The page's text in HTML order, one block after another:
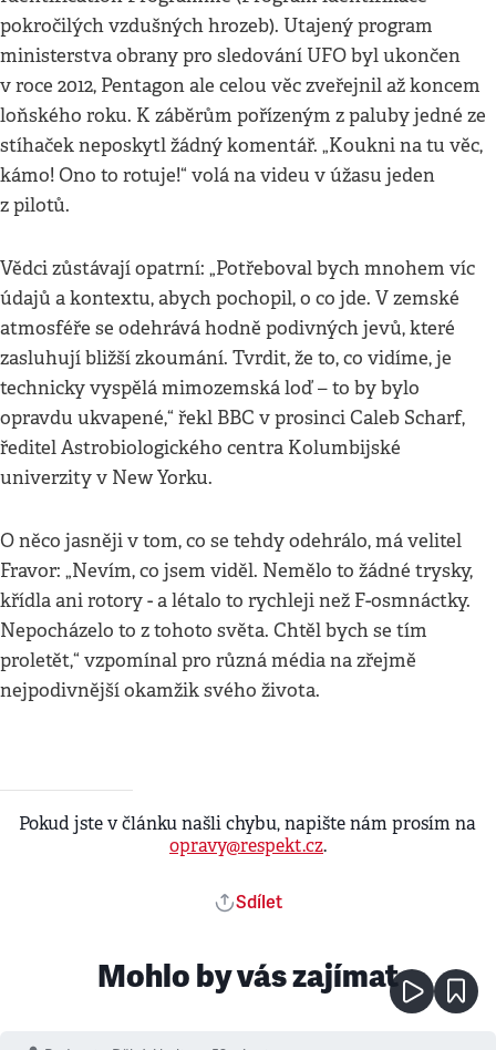
pokročilých vzdušných hrozeb). Utajený program
ministerstva obrany pro sledování UFO byl ukončen
v roce 2012, Pentagon ale celou věc zveřejnil až koncem
loňského roku. K záběrům pořízeným z paluby jedné ze
stíhaček neposkytl žádný komentář. „Koukni na tu věc,
kámo! Ono to rotuje!“ volá na videu v úžasu jeden
z pilotů.
Vědci zůstávají opatrní: „Potřeboval bych mnohem víc
údajů a kontextu, abych pochopil, o co jde. V zemské
atmosféře se odehrává hodně podivných jevů, které
zasluhují bližší zkoumání. Tvrdit, že to, co vidíme, je
technicky vyspělá mimozemská loď – to by bylo
opravdu ukvapené,“ řekl BBC v prosinci Caleb Scharf,
ředitel Astrobiologického centra Kolumbijské
univerzity v New Yorku.
O něco jasněji v tom, co se tehdy odehrálo, má velitel
Fravor: „Nevím, co jsem viděl. Nemělo to žádné trysky,
křídla ani rotory - a létalo to rychleji než F-osmnáctky.
Nepocházelo to z tohoto světa. Chtěl bych se tím
proletět,“ vzpomínal pro různá média na zřejmě
nejpodivnější okamžik svého života.
Pokud jste v článku našli chybu, napište nám prosím na
opravy@respekt.cz.
Sdílet
Mohlo by vás zajímat